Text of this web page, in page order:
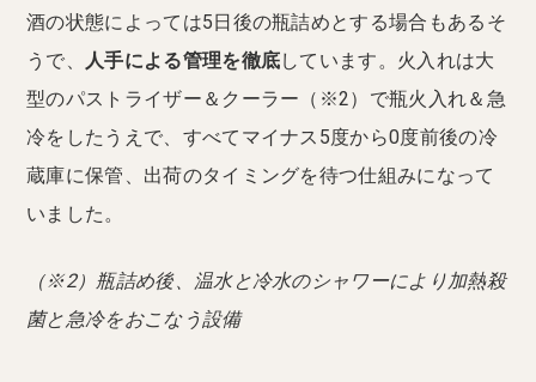
酒の状態によっては5日後の瓶詰めとする場合もあるそ
うで、
人手による管理を徹底しています。火入れは大
型のパストライザー＆クーラー（※2）で瓶火入れ＆急
冷をしたうえで、すべてマイナス5度から0度前後の冷
蔵庫に保管、出荷のタイミングを待つ仕組みになって
いました。
（※2）瓶詰め後、温水と冷水のシャワーにより加熱殺
菌と急冷をおこなう設備